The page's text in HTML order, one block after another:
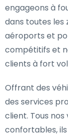
engageons à
dans toutes les
aéroports et
compétitifs et
clients à fort
Offrant des
des services
client. Tous
confortables,